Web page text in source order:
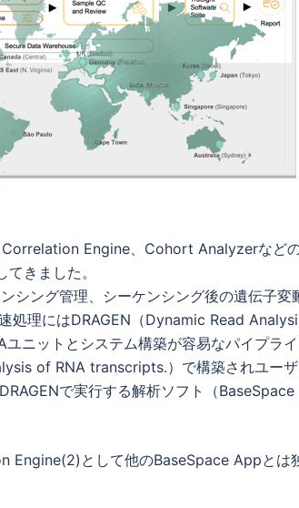
Correlation Engine、Cohort Analyzerなど
きました。
シング管理、シーケンシング後の遺伝子変
処理にはDRAGEN（Dynamic Read
ニットとシステム構築が容易なパイプラ
of RNA transcripts.）で構築されユー
で実行する解析ソフト（BaseSpace
として他のBaseSpace Appとは